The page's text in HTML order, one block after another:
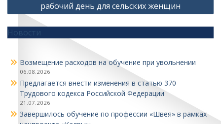
рабочий день для сельских женщин
Новости
Возмещение расходов на обучение при увольнении
06.08.2026
Предлагается внести изменения в статью 370
Трудового кодекса Российской Федерации
21.07.2026
Завершилось обучение по профессии «Швея» в рамках